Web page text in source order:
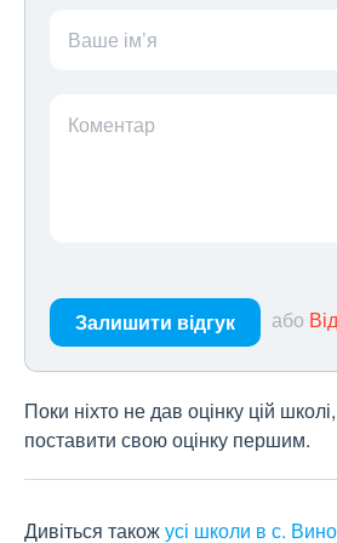
Ваше ім’я
Коментар
Залишити відгук або
Поки ніхто не дав оцінку цій
поставити свою оцінку першим.
Дивіться такожусі школи в с.